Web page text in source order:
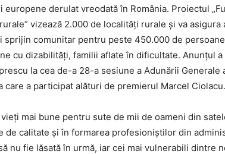
derulat vreodată în România. Proiectul
vizează 2.000 de localități rurale și va asigura
sprijin comunitar pentru peste 450.000 de persoane
cu dizabilități, familii aflate în dificultate. Anunțul
la cea de-a 28-a sesiune a Adunării Generale
care a participat alături de premierul Marcel Ciolacu.
mai bune pentru sute de mii de oameni din
de calitate și în formarea profesioniștilor din
nu fie lăsată în urmă, iar cei mai vulnerabili dintre